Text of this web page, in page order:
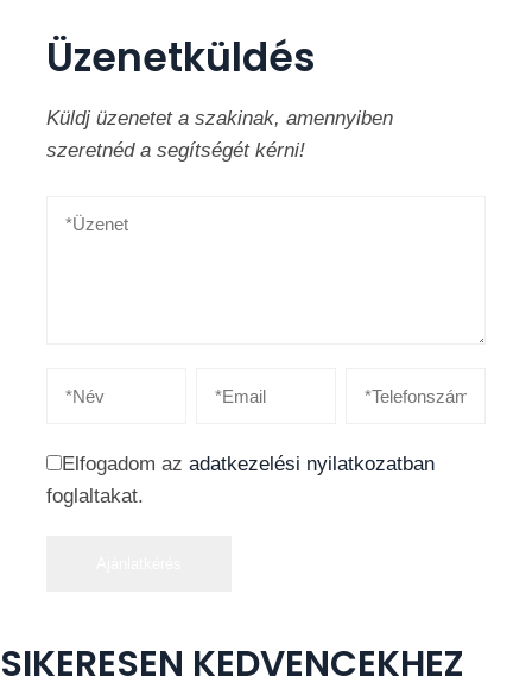
Üzenetküldés
Küldj üzenetet a szakinak, amennyiben
szeretnéd a segítségét kérni!
Elfogadom az adatkezelési nyilatkozatban
foglaltakat.
SIKERESEN KEDVENCEKHEZ